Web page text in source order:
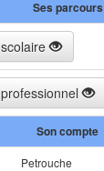
Ses parcours
Son compte
Petrouche